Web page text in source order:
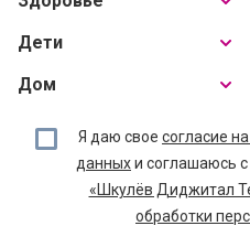
Дети
Дом
Я даю свое согласие
данныхи соглашаюсь
«Шкулёв Диджитал
обработки